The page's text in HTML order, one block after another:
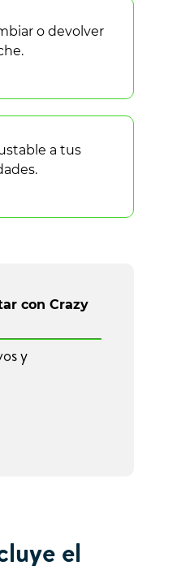
o devolver
a tus
con Crazy
y
el